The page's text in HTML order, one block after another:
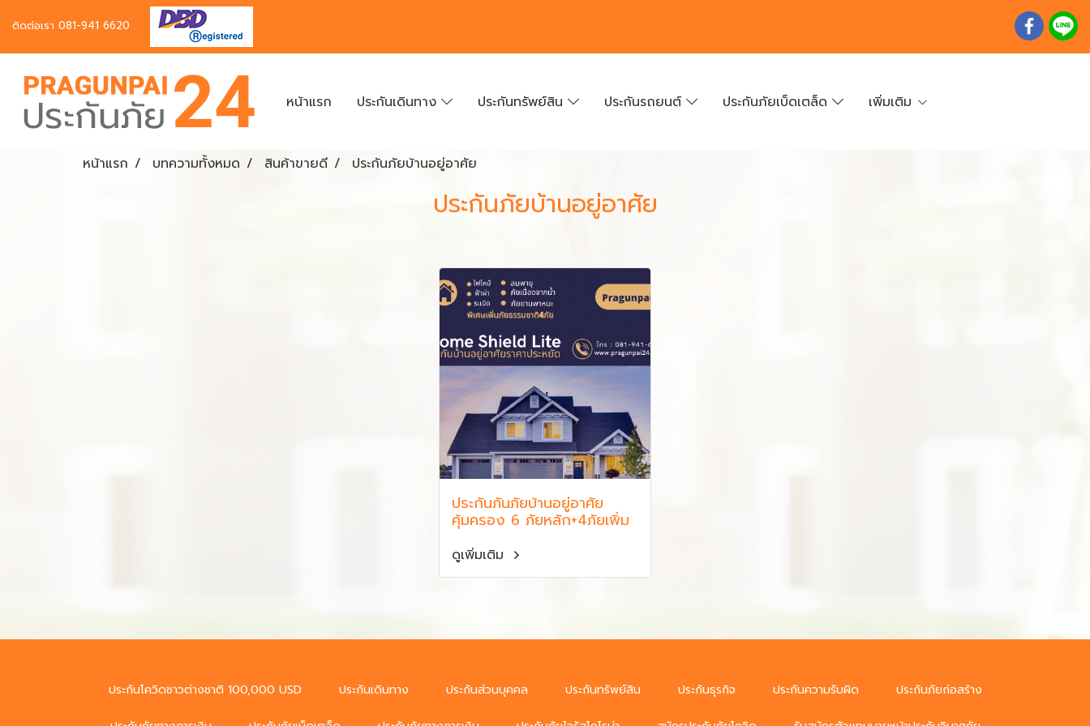
ติดต่อเรา 081-941 6620
หน้าแรก ประกันเดินทาง ประกันทรัพย์สิน ประกันรถยนต์ ประกันภัยเบ็ดเตล็ด เพิ่มเติม
หน้าแรก บทความทั้งหมด สินค้าขายดี ประกันภัยบ้านอยู่อาศัย
ประกันภัยบ้านอยู่อาศัย
ประกันภันภัยบ้านอยู่อาศัย
คุ้มครอง 6 ภัยหลัก+4ภัยเพิ่ม
ดูเพิ่มเติม
ประกันโควิดชาวต่างชาติ 100,000 USD ประกันเดินทาง ประกันส่วนบุคคล ประกันทรัพย์สิน ประกันธุรกิจ ประกันความรับผิด ประกันภัยก่อสร้าง